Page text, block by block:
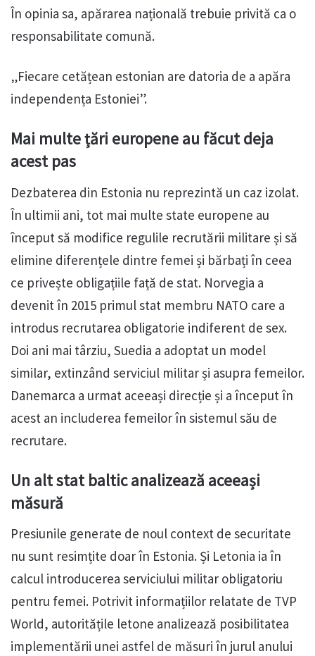
În opinia sa, apărarea națională trebuie privită ca o
responsabilitate comună.
„Fiecare cetățean estonian are datoria de a apăra
independența Estoniei”.
Mai multe țări europene au făcut deja
acest pas
Dezbaterea din Estonia nu reprezintă un caz izolat.
În ultimii ani, tot mai multe state europene au
început să modifice regulile recrutării militare și să
elimine diferențele dintre femei și bărbați în ceea
ce privește obligațiile față de stat. Norvegia a
devenit în 2015 primul stat membru NATO care a
introdus recrutarea obligatorie indiferent de sex.
Doi ani mai târziu, Suedia a adoptat un model
similar, extinzând serviciul militar și asupra femeilor.
Danemarca a urmat aceeași direcție și a început în
acest an includerea femeilor în sistemul său de
recrutare.
Un alt stat baltic analizează aceeași
măsură
Presiunile generate de noul context de securitate
nu sunt resimțite doar în Estonia. Și Letonia ia în
calcul introducerea serviciului militar obligatoriu
pentru femei. Potrivit informațiilor relatate de TVP
World, autoritățile letone analizează posibilitatea
implementării unei astfel de măsuri în jurul anului